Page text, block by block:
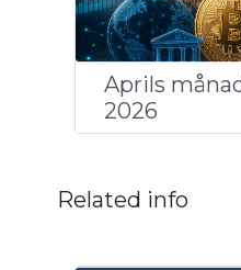
Aprils
2026
Related info